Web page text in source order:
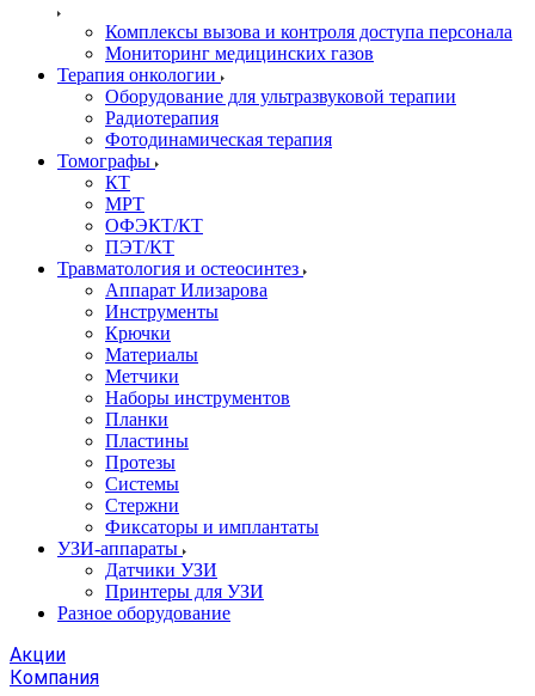
Комплексы вызова и контроля доступа персонала
Мониторинг медицинских газов
Терапия онкологии
Оборудование для ультразвуковой терапии
Радиотерапия
Фотодинамическая терапия
Томографы
КТ
МРТ
ОФЭКТ/КТ
ПЭТ/КТ
Травматология и остеосинтез
Аппарат Илизарова
Инструменты
Крючки
Материалы
Метчики
Наборы инструментов
Планки
Пластины
Протезы
Системы
Стержни
Фиксаторы и имплантаты
УЗИ-аппараты
Датчики УЗИ
Принтеры для УЗИ
Разное оборудование
Акции
Компания